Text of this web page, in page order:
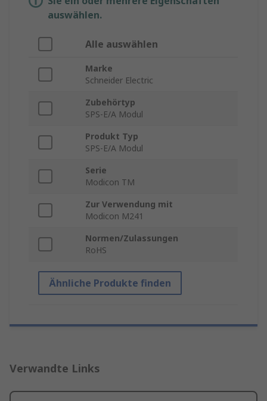
auswählen.
Alle auswählen
Marke
Schneider Electric
Zubehörtyp
SPS-E/A Modul
Produkt Typ
SPS-E/A Modul
Serie
Modicon TM
Zur Verwendung mit
Modicon M241
Normen/Zulassungen
RoHS
Ähnliche Produkte finden
Verwandte Links